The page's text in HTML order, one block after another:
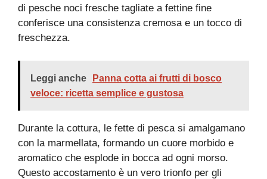
di pesche noci fresche tagliate a fettine fine
conferisce una consistenza cremosa e un tocco di
freschezza.
Leggi anche
Panna cotta ai frutti di bosco
veloce: ricetta semplice e gustosa
Durante la cottura, le fette di pesca si amalgamano
con la marmellata, formando un cuore morbido e
aromatico che esplode in bocca ad ogni morso.
Questo accostamento è un vero trionfo per gli